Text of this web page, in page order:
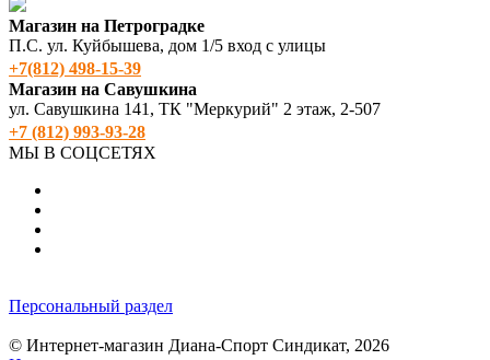
Магазин на Петроградке
П.С. ул. Куйбышева, дом 1/5 вход с улицы
+7(812) 498‑15-39
Магазин на Савушкина
ул. Савушкина 141, ТК "Меркурий" 2 этаж, 2-507
+7 (812) 993-93-28
МЫ В СОЦСЕТЯХ
Персональный раздел
© Интернет-магазин Диана-Спорт Синдикат, 2026